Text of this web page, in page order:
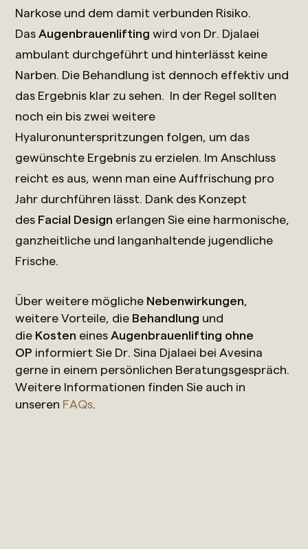
Narkose und dem damit verbunden Risiko.
DasAugenbrauenlifting wird von Dr. Djalaei
ambulant durchgeführt und hinterlässt keine
Narben. Die Behandlung ist dennoch effektiv und
das Ergebnis klar zu sehen. In der Regel sollten
noch ein bis zwei weitere
Hyaluronunterspritzungen folgen, um das
gewünschte Ergebnis zu erzielen. Im Anschluss
reicht es aus, wenn man eine Auffrischung pro
Jahr durchführen lässt. Dank des Konzept
des Facial Design erlangen Sie eine harmonische,
ganzheitliche und langanhaltende jugendliche
Frische.
Über weitere mögliche Nebenwirkungen,
weitere Vorteile, die Behandlung und
die Kosten einesAugenbrauenlifting ohne
OP informiert Sie Dr. Sina Djalaei bei Avesina
gerne in einem persönlichen Beratungsgespräch.
Weitere Informationen finden Sie auch in
unseren FAQs.